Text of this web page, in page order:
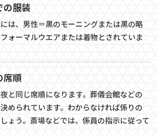
の服装
は、男性＝黒のモーニングまたは黒の略
ォーマルウエアまたは着物とされていま
席順
と同じ席順になります。葬儀会館などの
められています。わからなければ係りの
ょう。斎場などでは、係員の指示に従って